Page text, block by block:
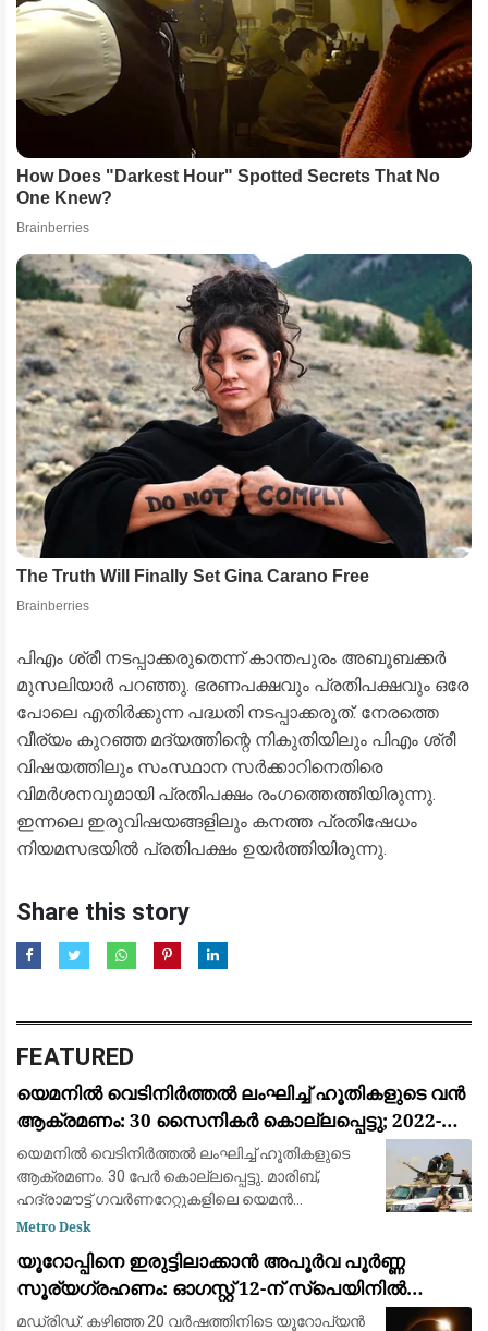
പിഎം ശ്രീ നടപ്പാക്കരുതെന്ന് കാന്തപുരം അബൂബക്കര്‍
മുസലിയാര്‍ പറഞ്ഞു. ഭരണപക്ഷവും പ്രതിപക്ഷവും ഒരേ
പോലെ എതിര്‍ക്കുന്ന പദ്ധതി നടപ്പാക്കരുത്. നേരത്തെ
വീര്യം കുറഞ്ഞ മദ്യത്തിന്റെ നികുതിയിലും പിഎം ശ്രീ
വിഷയത്തിലും സംസ്ഥാന സര്‍ക്കാറിനെതിരെ
വിമര്‍ശനവുമായി പ്രതിപക്ഷം രംഗത്തെത്തിയിരുന്നു.
ഇന്നലെ ഇരുവിഷയങ്ങളിലും കനത്ത പ്രതിഷേധം
നിയമസഭയില്‍ പ്രതിപക്ഷം ഉയര്‍ത്തിയിരുന്നു.
Share this story
FEATURED
യെമനിൽ വെടിനിർത്തൽ ലംഘിച്ച് ഹൂതികളുടെ വൻ
ആക്രമണം: 30 സൈനികർ കൊല്ലപ്പെട്ടു; 2022-ന്
ശേഷമുള്ള ഏറ്റവും വലിയ ഏറ്റുമുട്ടൽ
യെമനിൽ വെടിനിർത്തൽ ലംഘിച്ച് ഹൂതികളുടെ
ആക്രമണം. 30 പേർ കൊല്ലപ്പെട്ടു. മാരിബ്,
ഹദ്രാമൗട്ട് ഗവർണറേറ്റുകളിലെ യെമൻ
എമർജൻസി ഫോഴ്‌സ് ക്യാമ്പുകൾക്ക്
വലിയ ആക്രമണമാണിത്
Metro Desk
യൂറോപ്പിനെ ഇരുട്ടിലാക്കാൻ അപൂർവ പൂർണ്ണ
സൂര്യഗ്രഹണം: ഓഗസ്റ്റ് 12-ന് സ്പെയിനിൽ
പ്രകൃതിയുടെ വിസ്മയക്കാഴ്ച
മഡ്രിഡ്: കഴിഞ്ഞ 20 വർഷത്തിനിടെ യൂറോപ്യൻ